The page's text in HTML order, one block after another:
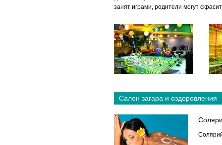
занят играми, родители могут
Салон загара и оздоровления